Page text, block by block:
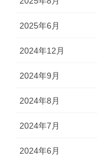
2025年6月
2024年12月
2024年9月
2024年8月
2024年7月
2024年6月